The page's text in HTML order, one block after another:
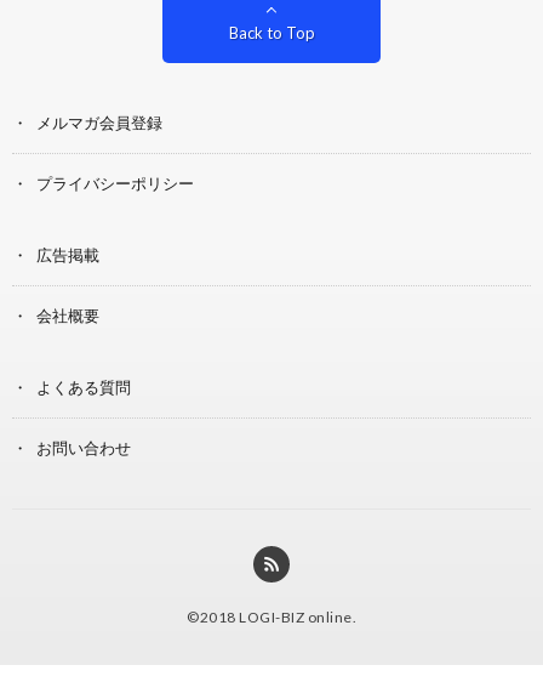
Back to Top
メルマガ会員登録
プライバシーポリシー
広告掲載
会社概要
よくある質問
お問い合わせ
©2018 LOGI-BIZ online